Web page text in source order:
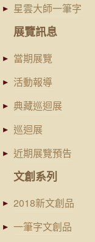
星雲大師一筆字
展覽訊息
當期展覽
活動報導
典藏巡迴展
巡迴展
近期展覽預告
文創系列
2018新文創品
一筆字文創品